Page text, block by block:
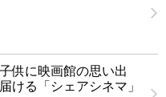
供に映画館の思い出
ける「シェアシネマ」